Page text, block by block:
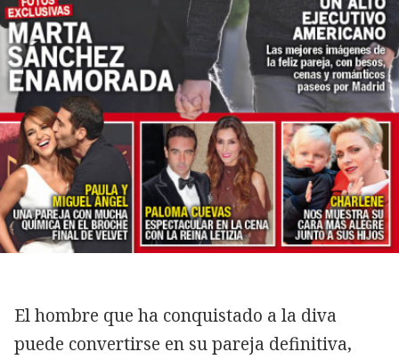
El hombre que ha conquistado a la diva
puede convertirse en su pareja definitiva,